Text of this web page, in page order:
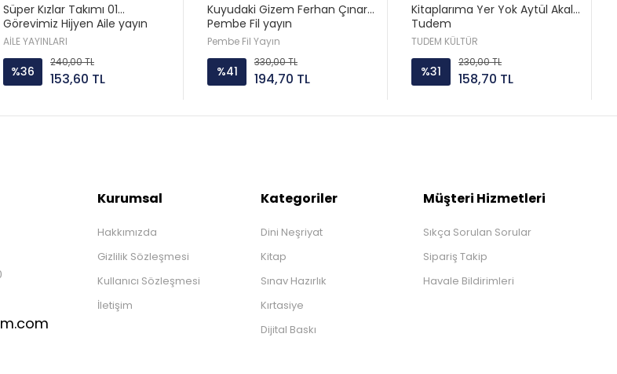
Süper Kızlar Takımı 01
Görevimiz Hijyen Aile yayın
AİLE YAYINLARI
%36
240,00 TL
153,60 TL
Kuyudaki Gizem Ferhan Çınar
Pembe Fil yayın
Pembe Fil Yayın
%41
330,00 TL
194,70 TL
Kitaplarıma Yer Yok Aytül Akal
Tudem
TUDEM KÜLTÜR
%31
230,00 TL
158,70 TL
Kurumsal
Hakkımızda
Gizlilik Sözleşmesi
Kullanıcı Sözleşmesi
İletişim
Kategoriler
Dini Neşriyat
Kitap
Sınav Hazırlık
Kırtasiye
Dijital Baskı
Müşteri Hizmetleri
Sıkça Sorulan Sorular
Sipariş Takip
Havale Bildirimleri